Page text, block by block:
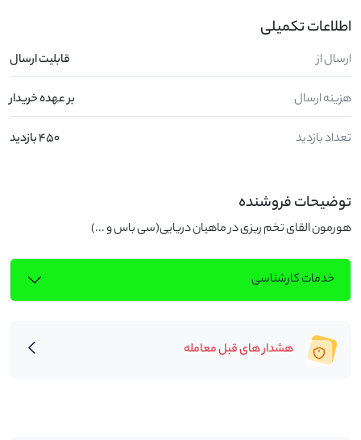
اطلاعات تکمیلی
ارسال از قابلیت ارسال
هزینه ارسال بر عهده خریدار
تعداد بازدید 450 بازدید
توضیحات فروشنده
هورمون القای تخم ریزی در ماهیان دریایی(سی باس و ...)
خدمات کارشناسی
هشدار های قبل معامله